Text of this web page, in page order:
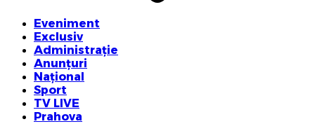
Eveniment
Exclusiv
Administrație
Anunțuri
Național
Sport
TV LIVE
Prahova